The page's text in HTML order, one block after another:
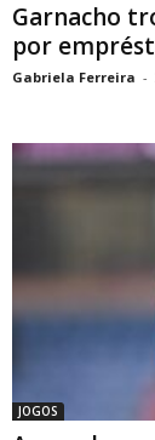
Garnacho
por
Gabriela Ferreira -
JOGOS